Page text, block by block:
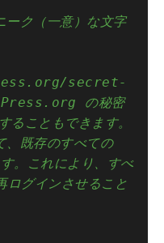
secret-
の秘密
こともできます。
。これにより、すべ
ログインさせること